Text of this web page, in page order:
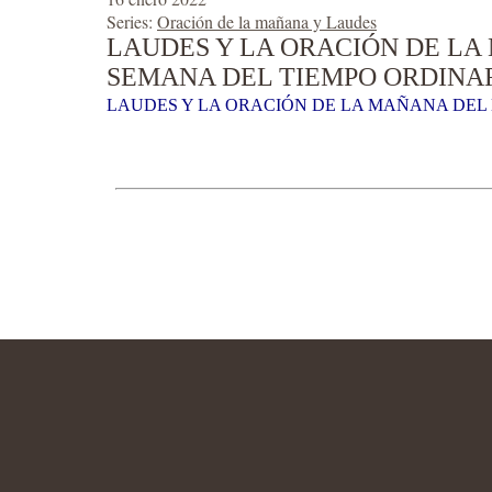
Series: Oración de la mañana y Laudes
LAUDES Y LA ORACIÓN DE LA
SEMANA DEL TIEMPO
LAUDES Y LA ORACIÓN DE LA MAÑANA DEL